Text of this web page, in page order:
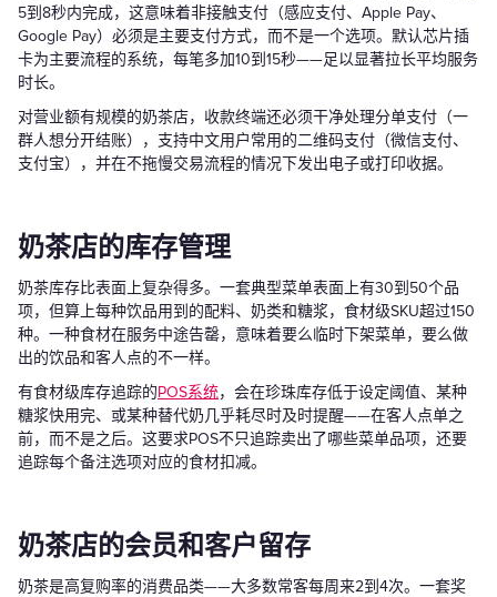
5到8秒内完成，这意味着非接触支付（感应支付、Apple Pay、
Google Pay）必须是主要支付方式，而不是一个选项。默认芯片插
卡为主要流程的系统，每笔多加10到15秒——足以显著拉长平均服务
时长。
对营业额有规模的奶茶店，收款终端还必须干净处理分单支付（一
群人想分开结账），支持中文用户常用的二维码支付（微信支付、
支付宝），并在不拖慢交易流程的情况下发出电子或打印收据。
奶茶店的库存管理
奶茶库存比表面上复杂得多。一套典型菜单表面上有30到50个品
项，但算上每种饮品用到的配料、奶类和糖浆，食材级SKU超过150
种。一种食材在服务中途告罄，意味着要么临时下架菜单，要么做
出的饮品和客人点的不一样。
有食材级库存追踪的POS系统，会在珍珠库存低于设定阈值、某种
糖浆快用完、或某种替代奶几乎耗尽时及时提醒——在客人点单之
前，而不是之后。这要求POS不只追踪卖出了哪些菜单品项，还要
追踪每个备注选项对应的食材扣减。
奶茶店的会员和客户留存
奶茶是高复购率的消费品类——大多数常客每周来2到4次。一套奖